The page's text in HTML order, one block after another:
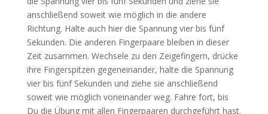
anschließend soweit wie möglich in die andere
Richtung. Halte auch hier die Spannung vier bis fünf
Sekunden. Die anderen Fingerpaare bleiben in dieser
Zeit zusammen. Wechsele zu den Zeigefingern, drücke
ihre Fingerspitzen gegeneinander, halte die Spannung
vier bis fünf Sekunden und ziehe sie anschließend
soweit wie möglich voneinander weg. Fahre fort, bis
Du die Übung mit allen Fingerpaaren durchgeführt hast.